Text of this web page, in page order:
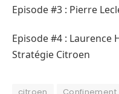
Episode #3 : Pierre
Episode #4 : Laurence
Stratégie Citroen